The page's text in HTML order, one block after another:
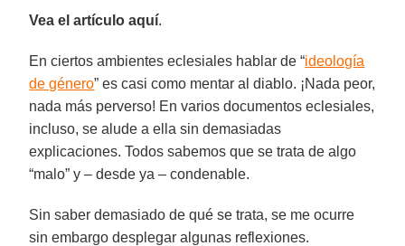
Vea el artículo aquí.
En ciertos ambientes eclesiales hablar de “ideología
de género” es casi como mentar al diablo. ¡Nada peor,
nada más perverso! En varios documentos eclesiales,
incluso, se alude a ella sin demasiadas
explicaciones. Todos sabemos que se trata de algo
“malo” y – desde ya – condenable.
Sin saber demasiado de qué se trata, se me ocurre
sin embargo desplegar algunas reflexiones.